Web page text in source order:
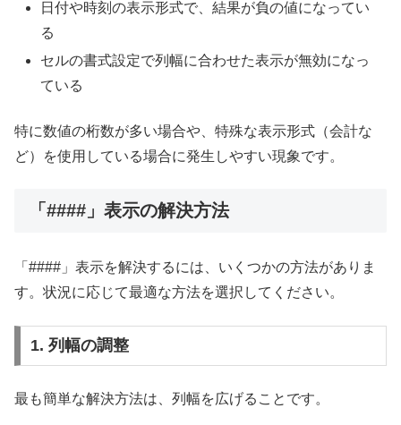
日付や時刻の表示形式で、結果が負の値になってい
る
セルの書式設定で列幅に合わせた表示が無効になっ
ている
特に数値の桁数が多い場合や、特殊な表示形式（会計な
ど）を使用している場合に発生しやすい現象です。
「####」表示の解決方法
「####」表示を解決するには、いくつかの方法がありま
す。状況に応じて最適な方法を選択してください。
1. 列幅の調整
最も簡単な解決方法は、列幅を広げることです。